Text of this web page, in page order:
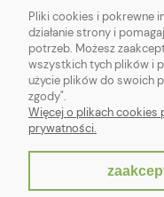
Pliki cookies i pokrewne
działanie strony i
potrzeb. Możesz
wszystkich tych plików i
użycie plików do swoich
zgody".
Więcej o plikach cookies
prywatności.